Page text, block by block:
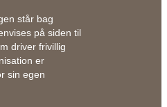
står bag
på siden til
driver frivillig
er
sin egen